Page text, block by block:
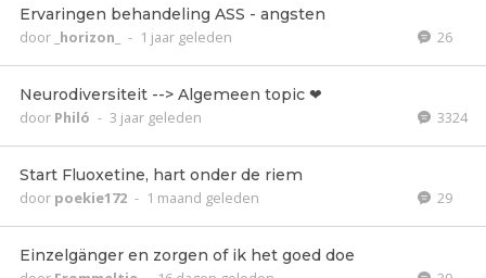
Ervaringen behandeling ASS - angsten
door _horizon_ - 1 jaar geleden 26
Neurodiversiteit --> Algemeen topic ❤
door Philó - 3 jaar geleden 3324
Start Fluoxetine, hart onder de riem
door poekie172 - 1 maand geleden 29
Einzelgänger en zorgen of ik het goed doe